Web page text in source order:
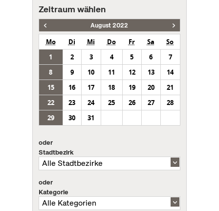
Zeitraum wählen
August 2022
Mo Di Mi Do Fr Sa
So
1
2 3 4 5 6
7
8
9 10 11 12 13
14
15
16 17 18 19 20
21
22
23 24 25 26 27
28
29
30 31
oder
Stadtbezirk
oder
Kategorie